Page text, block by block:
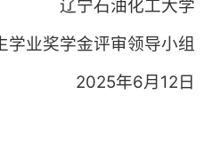
辽宁石油化工大学
学业奖学金评审领导小组
2025年6月12日